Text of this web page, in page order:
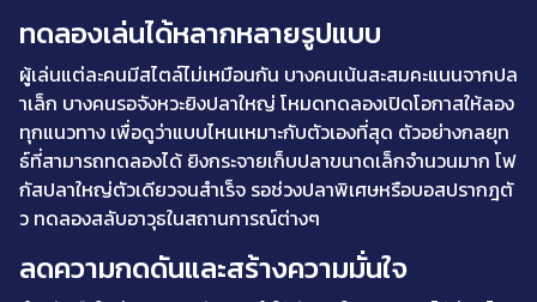
ทดลองเล่นได้หลากหลายรูปแบบ
ผู้เล่นแต่ละคนมีสไตล์ไม่เหมือนกัน บางคนเน้นสะสมคะแนนจากปล
าเล็ก บางคนรอจังหวะยิงปลาใหญ่ โหมดทดลองเปิดโอกาสให้ลอง
ทุกแนวทาง เพื่อดูว่าแบบไหนเหมาะกับตัวเองที่สุด ตัวอย่างกลยุท
ธ์ที่สามารถทดลองได้ ยิงกระจายเก็บปลาขนาดเล็กจำนวนมาก โฟ
กัสปลาใหญ่ตัวเดียวจนสำเร็จ รอช่วงปลาพิเศษหรือบอสปรากฎตั
ว ทดลองสลับอาวุธในสถานการณ์ต่างๆ
ลดความกดดันและสร้างความมั่นใจ